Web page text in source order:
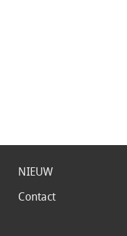
NIEUW
Contact